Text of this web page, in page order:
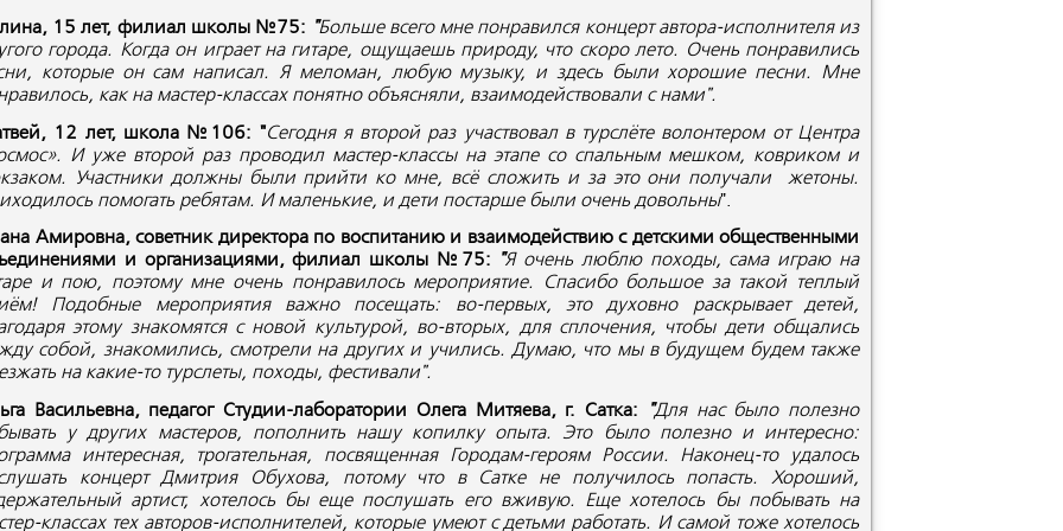
15 лет, филиал школы №75: "Больше всего мне понравился концерт автора-исполнителя из
города. Когда он играет на гитаре, ощущаешь природу, что скоро лето. Очень понравились
которые он сам написал. Я меломан, любую музыку, и здесь были хорошие песни. Мне
как на мастер-классах понятно объясняли, взаимодействовали с нами".
12 лет, школа №106: "Сегодня я второй раз участвовал в турслёте волонтером от Центра
И уже второй раз проводил мастер-классы на этапе со спальным мешком, ковриком и
Участники должны были прийти ко мне, всё сложить и за это они получали жетоны.
помогать ребятам. И маленькие, и дети постарше были очень довольны".
Амировна, советник директора по воспитанию и взаимодействию с детскими общественными
и организациями, филиал школы №75:
"Я очень люблю походы, сама играю на
и пою, поэтому мне очень понравилось мероприятие. Спасибо большое за такой теплый
Подобные мероприятия важно посещать: во-первых, это духовно раскрывает детей,
этому знакомятся с новой культурой, во-вторых, для сплочения, чтобы дети общались
собой, знакомились, смотрели на других и учились. Думаю, что мы в будущем будем также
на какие-то турслеты, походы, фестивали".
Васильевна, педагог Студии-лаборатории Олега Митяева, г. Сатка:
"Для нас было полезно
у других мастеров, пополнить нашу копилку опыта. Это было полезно и интересно:
интересная, трогательная, посвященная Городам-героям России. Наконец-то удалось
концерт Дмитрия Обухова, потому что в Сатке не получилось попасть. Хороший,
артист, хотелось бы еще послушать его вживую. Еще хотелось бы побывать на
классах тех авторов-исполнителей, которые умеют с детьми работать. И самой тоже хотелось